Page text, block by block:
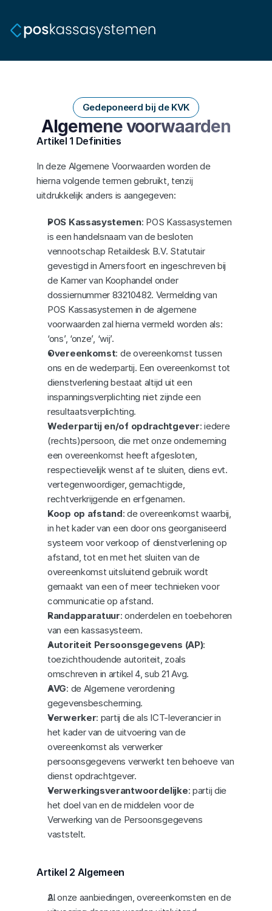
Gedeponeerd bij de KVK
Algemene voorwaarden
Artikel 1 Definities
In deze Algemene Voorwaarden worden de
hierna volgende termen gebruikt, tenzij
uitdrukkelijk anders is aangegeven:
POS Kassasystemen: POS Kassasystemen
is een handelsnaam van de besloten
vennootschap Retaildesk B.V. Statutair
gevestigd in Amersfoort en ingeschreven bij
de Kamer van Koophandel onder
dossiernummer 83210482. Vermelding van
POS Kassasystemen in de algemene
voorwaarden zal hierna vermeld worden als:
‘ons’, ‘onze’, ‘wij’.
Overeenkomst: de overeenkomst tussen
ons en de wederpartij. Een overeenkomst tot
dienstverlening bestaat altijd uit een
inspanningsverplichting niet zijnde een
resultaatsverplichting.
Wederpartij en/of opdrachtgever: iedere
(rechts)persoon, die met onze onderneming
een overeenkomst heeft afgesloten,
respectievelijk wenst af te sluiten, diens evt.
vertegenwoordiger, gemachtigde,
rechtverkrijgende en erfgenamen.
Koop op afstand: de overeenkomst waarbij,
in het kader van een door ons georganiseerd
systeem voor verkoop of dienstverlening op
afstand, tot en met het sluiten van de
overeenkomst uitsluitend gebruik wordt
gemaakt van een of meer technieken voor
communicatie op afstand.
Randapparatuur: onderdelen en toebehoren
van een kassasysteem.
Autoriteit Persoonsgegevens (AP):
toezichthoudende autoriteit, zoals
omschreven in artikel 4, sub 21 Avg.
AVG: de Algemene verordening
gegevensbescherming.
Verwerker: partij die als ICT-leverancier in
het kader van de uitvoering van de
overeenkomst als verwerker
persoonsgegevens verwerkt ten behoeve van
dienst opdrachtgever.
Verwerkingsverantwoordelijke: partij die
het doel van en de middelen voor de
Verwerking van de Persoonsgegevens
vaststelt.
Artikel 2 Algemeen
Al onze aanbiedingen, overeenkomsten en de